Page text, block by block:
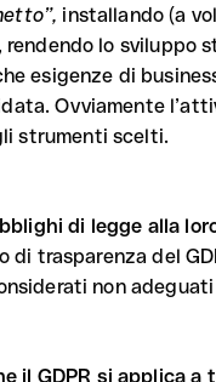
installando (a
lo sviluppo
esigenze di
Ovviamente
strumenti scelti.
di legge alla
trasparenza del
non
il GDPR si applica a